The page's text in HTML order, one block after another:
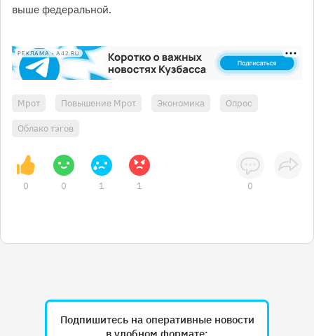
выше федеральной.
РЕКЛАМА • A42.RU
Мрот Повышение Мрот Экономика Опрос
Облако тэгов
0 0 1 1 0
Подпишитесь на оперативные новости